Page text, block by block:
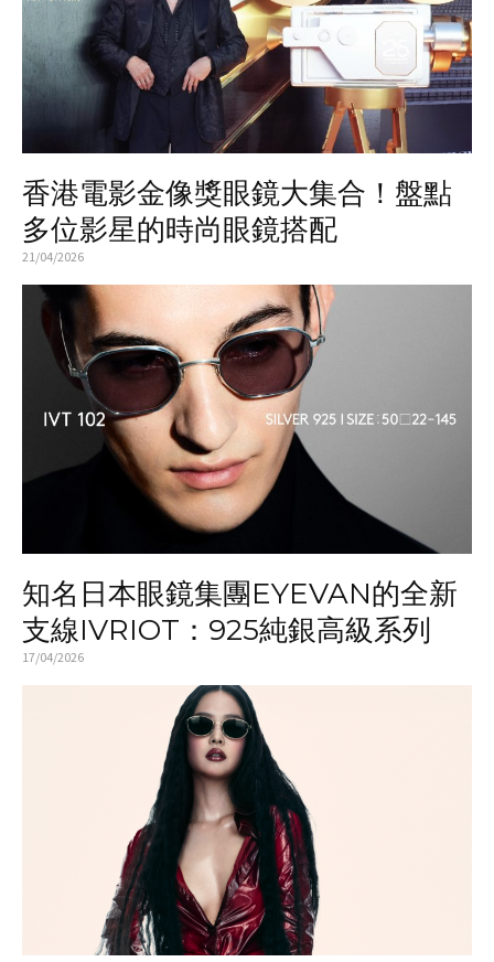
香港電影金像獎眼鏡大集合！盤點
多位影星的時尚眼鏡搭配
21/04/2026
知名日本眼鏡集團EYEVAN的全新
支線IVRIOT：925純銀高級系列
17/04/2026